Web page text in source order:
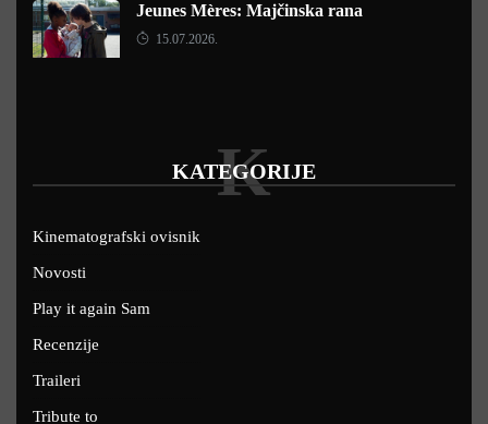
Jeunes Mères: Majčinska rana
15.07.2026.
KATEGORIJE
K
Kinematografski ovisnik
Novosti
Play it again Sam
Recenzije
Traileri
Tribute to